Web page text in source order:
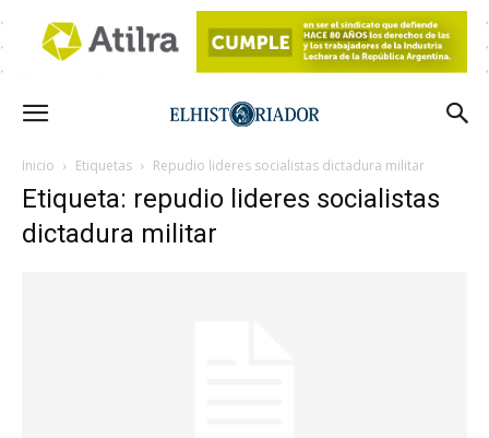
Inicio Etiquetas Repudio lideres socialistas dictadura militar
Etiqueta: repudio lideres socialistas
dictadura militar